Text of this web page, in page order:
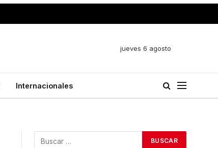
jueves 6 agosto
Internacionales